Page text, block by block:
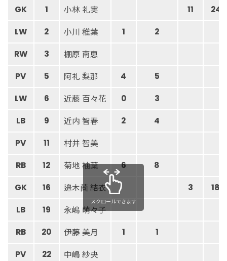
GK 1 小林 礼実 11 24
LW 2 小川 稚葉 1 2
RW 3 棚原 南恵
PV 5 阿礼 梨那 4 5
LW 6 近藤 百々花 0 3
LB 9 近内 智春 2 4
PV 11 村井 智美
RB 12 菊地 柚葉 6 8
GK 16 邉木薗 結衣 3 18
LB 19 永嶋 萌々子
RB 20 伊藤 美月 1 1
PV 22 中嶋 紗央
スクロールできます